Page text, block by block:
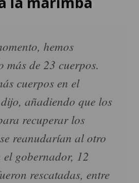
hemos
más de 23 cuerpos.
cuerpos en el
añadiendo que los
recuperar los
reanudarían al otro
el gobernador, 12
rescatadas, entre